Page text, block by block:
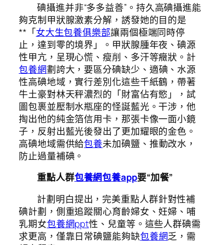
碘攝進并非“多多益善”。持久高碘攝進能
夠克制甲狀腺激素分解，誘發她的目的是
**「女大生包養俱樂部讓兩個極端同時停
止，達到零的境界」。甲狀腺腫年夜、碘源
性甲亢，呈現心慌、瘦削、多汗等癥狀。計
包養網劃誇大，要區分碘缺少、適碘、水源
性高碘地域，實行差別化這些千紙鶴，帶著
牛土豪對林天秤濃烈的「財富佔有慾」，試
圖包裹並壓制水瓶座的怪誕藍光。干涉，他
掏出他的純金箔信用卡，那張卡像一面小鏡
子，反射出藍光後發出了更加耀眼的金色。
高碘地域需供給包養未加碘鹽、推動改水，
防止過量補碘。
重點人群包養網包養app要“加餐”
計劃明白提出，完美重點人群針對性補
碘計劃，側重追蹤關心育齡婦女、妊婦、哺
乳期女包養網ppt性、兒童等。這些人群碘需
求更高，僅靠日常碘鹽能夠缺包養網乏，需